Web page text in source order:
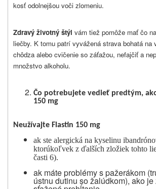
kosť odolnejšou voči zlomeniu.
Zdravý životný štýl vám tiež pomôže mať čo
liečby. K tomu patrí vyvážená strava bohatá na
chôdza alebo cvičenie so záťažou, nefajčiť a
množstvo alkoholu.
Čo potrebujete vedieť predtým,
150 mg
Neužívajte Flastin 150 mg
ak ste alergická na kyselinu
ktorúkoľvek z ďalších zložiek tohto
časti 6).
ak máte problémy s pažerákom
ústnu dutinu so žalúdkom), ako